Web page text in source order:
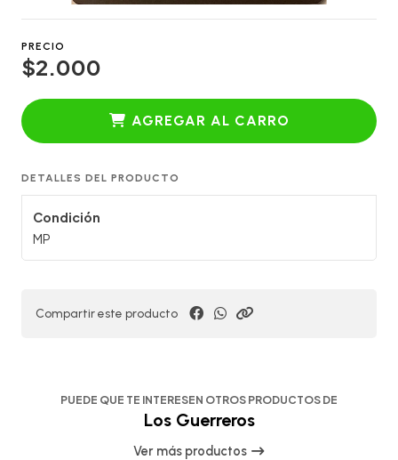
PRECIO
$2.000
AGREGAR AL CARRO
DETALLES DEL PRODUCTO
Condición
MP
Compartir este producto
PUEDE QUE TE INTERESEN OTROS PRODUCTOS DE
Los Guerreros
Ver más productos